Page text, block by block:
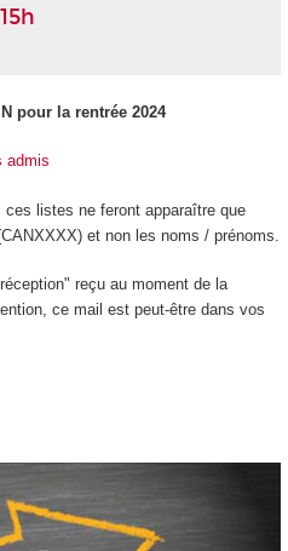
15h
pour la rentrée 2024
admis
listes ne feront apparaître que
et non les noms / prénoms.
reçu au moment de la
ce mail est peut-être dans vos